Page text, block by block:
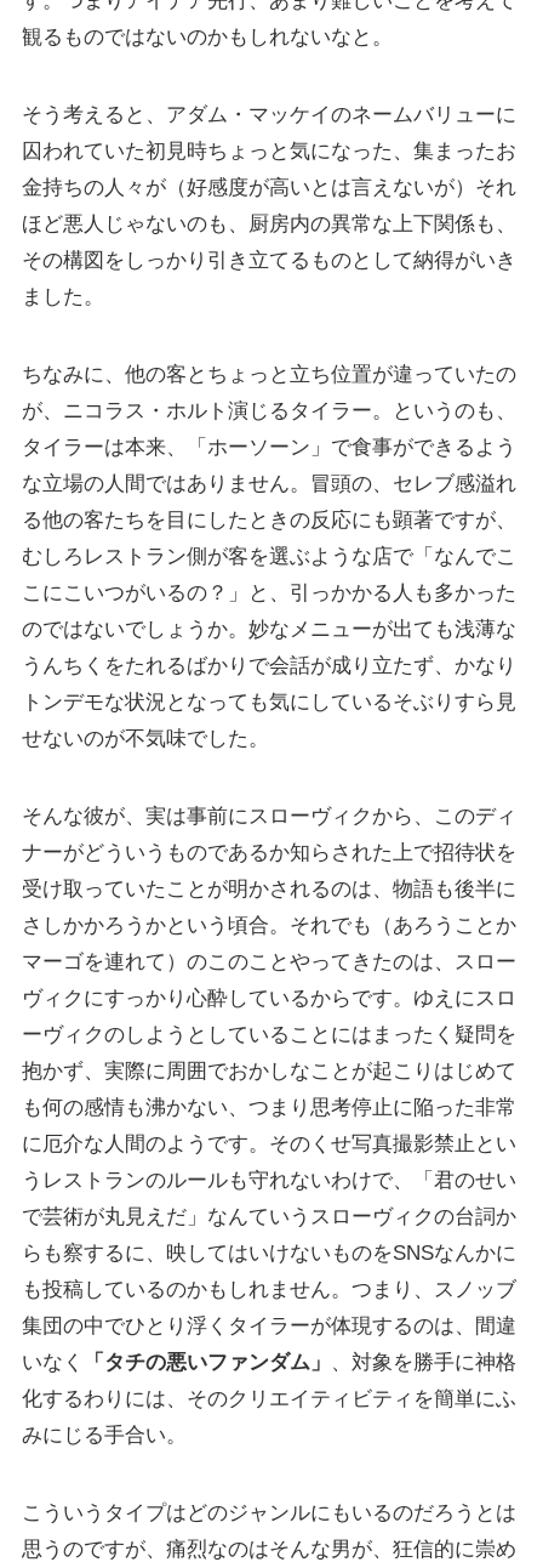
観るものではないのかもしれないなと。
そう考えると、アダム・マッケイのネームバリューに
囚われていた初見時ちょっと気になった、集まったお
金持ちの人々が（好感度が高いとは言えないが）それ
ほど悪人じゃないのも、厨房内の異常な上下関係も、
その構図をしっかり引き立てるものとして納得がいき
ました。
ちなみに、他の客とちょっと立ち位置が違っていたの
が、ニコラス・ホルト演じるタイラー。というのも、
タイラーは本来、「ホーソーン」で食事ができるよう
な立場の人間ではありません。冒頭の、セレブ感溢れ
る他の客たちを目にしたときの反応にも顕著ですが、
むしろレストラン側が客を選ぶような店で「なんでこ
こにこいつがいるの？」と、引っかかる人も多かった
のではないでしょうか。妙なメニューが出ても浅薄な
うんちくをたれるばかりで会話が成り立たず、かなり
トンデモな状況となっても気にしているそぶりすら見
せないのが不気味でした。
そんな彼が、実は事前にスローヴィクから、このディ
ナーがどういうものであるか知らされた上で招待状を
受け取っていたことが明かされるのは、物語も後半に
さしかかろうかという頃合。それでも（あろうことか
マーゴを連れて）のこのことやってきたのは、スロー
ヴィクにすっかり心酔しているからです。ゆえにスロ
ーヴィクのしようとしていることにはまったく疑問を
抱かず、実際に周囲でおかしなことが起こりはじめて
も何の感情も沸かない、つまり思考停止に陥った非常
に厄介な人間のようです。そのくせ写真撮影禁止とい
うレストランのルールも守れないわけで、「君のせい
で芸術が丸見えだ」なんていうスローヴィクの台詞か
らも察するに、映してはいけないものをSNSなんかに
も投稿しているのかもしれません。つまり、スノッブ
集団の中でひとり浮くタイラーが体現するのは、間違
いなく
「タチの悪いファンダム」 、対象を勝手に神格
化するわりには、そのクリエイティビティを簡単にふ
みにじる手合い。
こういうタイプはどのジャンルにもいるのだろうとは
思うのですが、痛烈なのはそんな男が、狂信的に崇め